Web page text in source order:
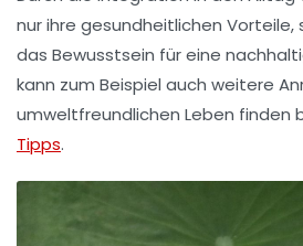
nur ihre gesundheitlichen
das Bewusstsein für eine
kann zum Beispiel auch weitere
umweltfreundlichen Leben finden
Tipps.